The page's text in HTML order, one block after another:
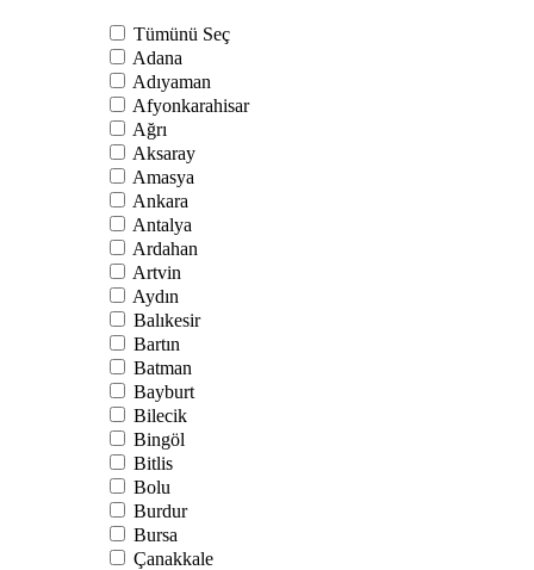
Tümünü Seç
Adana
Adıyaman
Afyonkarahisar
Ağrı
Aksaray
Amasya
Ankara
Antalya
Ardahan
Artvin
Aydın
Balıkesir
Bartın
Batman
Bayburt
Bilecik
Bingöl
Bitlis
Bolu
Burdur
Bursa
Çanakkale